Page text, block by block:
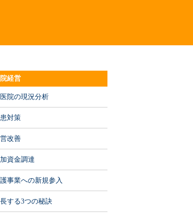
経営
院の現況分析
対策
改善
資金調達
事業への新規参入
する3つの秘訣